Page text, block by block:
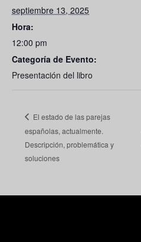
septiembre 13, 2025
Hora:
12:00 pm
Categoría de Evento:
Presentación del libro
El estado de las parejas
españolas, actualmente.
Descripción, problemática y
soluciones